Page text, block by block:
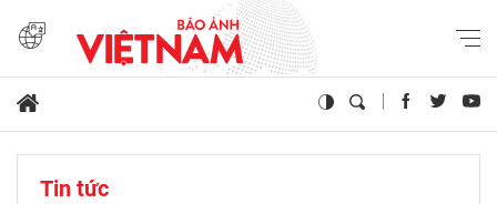
Tin tức